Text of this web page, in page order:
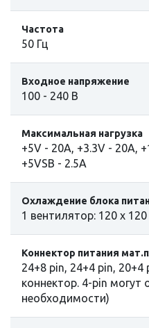
Частота
50 Гц
Входное напряжение
100 - 240 В
Максимальная нагрузка
+5V - 20A, +3.3V - 20A,
+5VSB - 2.5A
Охлаждение блока
1 вентилятор: 120 x
Коннектор питания
24+8 pin, 24+4 pin,
коннектор. 4-pin могут
необходимости)